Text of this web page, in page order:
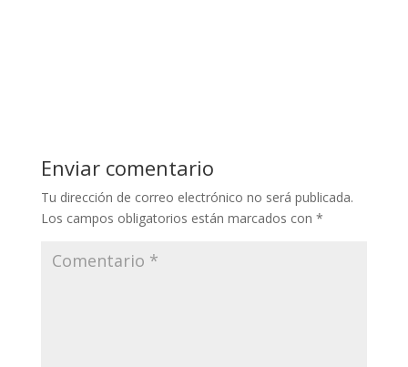
Enviar comentario
Tu dirección de correo electrónico no será publicada.
Los campos obligatorios están marcados con *